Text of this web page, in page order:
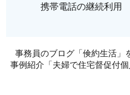
携帯電話の継続利用
事務員のブログ「倹約生活」
事例紹介「夫婦で住宅督促付